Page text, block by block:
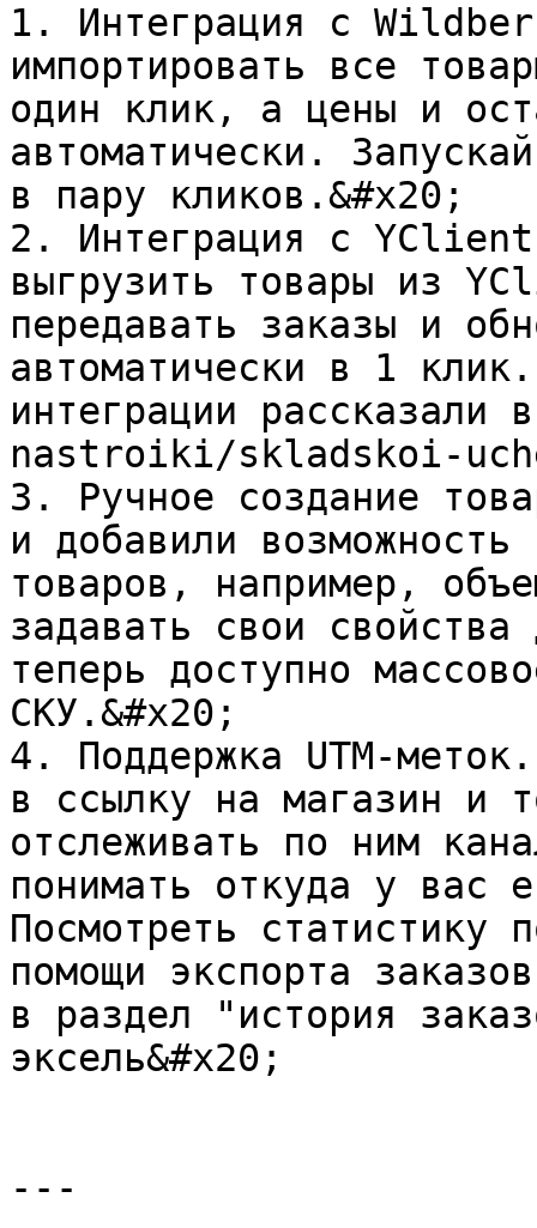
1. Интеграция с
импортировать все
один клик, а цены и
автоматически.
в пару кликов.&#x20;
2. Интеграция с
выгрузить товары из
передавать заказы и
автоматически в 1
интеграции
nastroiki/skladskoi-
3. Ручное создание
и добавили
товаров, например,
задавать свои
теперь доступно
СКУ.&#x20;
4. Поддержка UTM-
в ссылку на магазин и
отслеживать по ним
понимать откуда у вас
Посмотреть статистику
помощи экспорта
в раздел "история
эксель&#x20;
---